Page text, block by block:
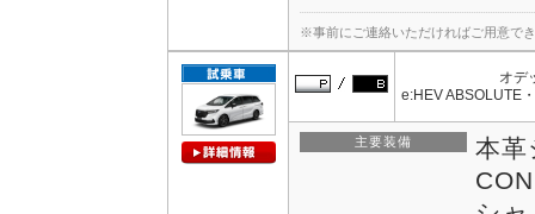
※事前にご連絡いただければご用意で
オデ
e:HEV ABSOLUTE
主要装備
本